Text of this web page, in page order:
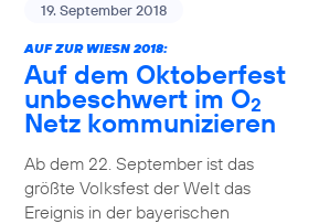
19. September 2018
AUF ZUR WIESN 2018:
Auf dem Oktoberfest
unbeschwert im O2
Netz kommunizieren
Ab dem 22. September ist das
größte Volksfest der Welt das
Ereignis in der bayerischen